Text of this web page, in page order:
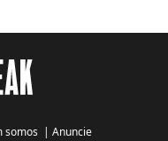
somos | Anuncie